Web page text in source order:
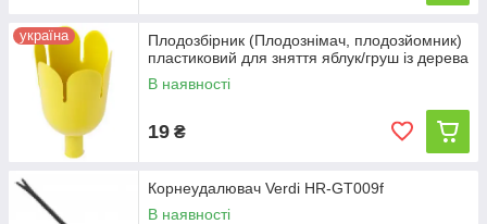
україна
Плодозбірник (Плодознімач, плодозйомник)
пластиковий для зняття яблук/груш із дерева
В наявності
19 ₴
Корнеудалювач Verdi HR-GT009f
В наявності